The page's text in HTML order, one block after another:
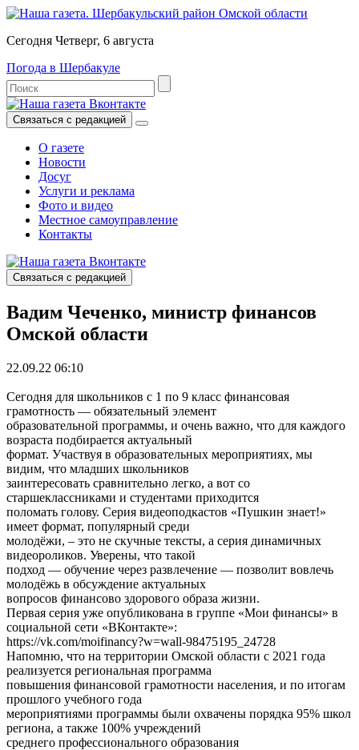
Сегодня Четверг, 6 августа
Погода в Шербакуле
Связаться с редакцией
О газете
Новости
Досуг
Услуги и реклама
Фото и видео
Местное самоуправление
Контакты
Связаться с редакцией
Вадим Чеченко, министр финансов
Омской области
22.09.22 06:10
Сегодня для школьников с 1 по 9 класс финансовая
грамотность — обязательный элемент
образовательной программы, и очень важно, что для каждого
возраста подбирается актуальный
формат. Участвуя в образовательных мероприятиях, мы
видим, что младших школьников
заинтересовать сравнительно легко, а вот со
старшеклассниками и студентами приходится
поломать голову. Серия видеоподкастов «Пушкин знает!»
имеет формат, популярный среди
молодёжи, – это не скучные тексты, а серия динамичных
видеороликов. Уверены, что такой
подход — обучение через развлечение — позволит вовлечь
молодёжь в обсуждение актуальных
вопросов финансово здорового образа жизни.
Первая серия уже опубликована в группе «Мои финансы» в
социальной сети «ВКонтакте»:
https://vk.com/moifinancy?w=wall-98475195_24728
Напомню, что на территории Омской области с 2021 года
реализуется региональная программа
повышения финансовой грамотности населения, и по итогам
прошлого учебного года
мероприятиями программы были охвачены порядка 95% школ
региона, а также 100% учреждений
среднего профессионального образования